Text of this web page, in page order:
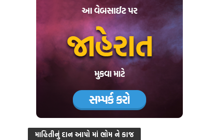
માહિતીનું દાન આપો માં ભોમ ને કાજ